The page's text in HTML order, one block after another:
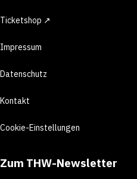
Ticketshop ↗
Impressum
Datenschutz
Kontakt
Cookie-Einstellungen
Zum THW-Newsletter